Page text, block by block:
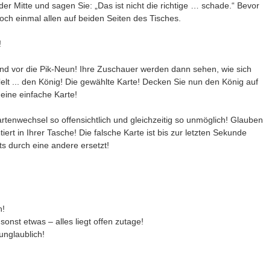
Mitte und sagen Sie: „Das ist nicht die richtige … schade.“ Bevor
einmal allen auf beiden Seiten des Tisches.
vor die Pik-Neun! Ihre Zuschauer werden dann sehen, wie sich
... den König! Die gewählte Karte! Decken Sie nun den König auf
eine einfache Karte!
so offensichtlich und gleichzeitig so unmöglich! Glauben
in Ihrer Tasche! Die falsche Karte ist bis zur letzten Sekunde
durch eine andere ersetzt!
etwas – alles liegt offen zutage!